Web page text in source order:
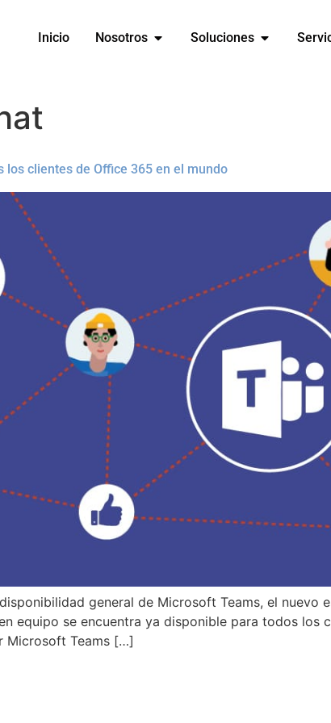
Inicio Nosotros Soluciones
clientes de Office 365 en el mundo
general de Microsoft Teams, el
equipo se encuentra ya disponible para todos los
Microsoft Teams […]